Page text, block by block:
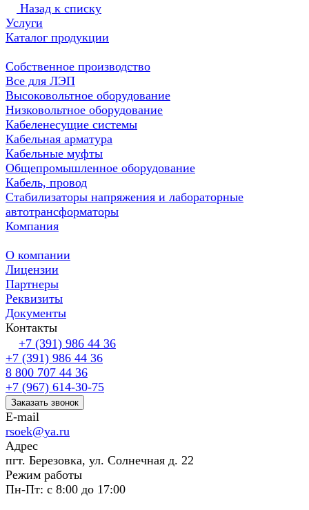
Назад к списку
Услуги
Каталог продукции
Собственное производство
Все для ЛЭП
Высоковольтное оборудование
Низковольтное оборудование
Кабеленесущие системы
Кабельная арматура
Кабельные муфты
Общепромышленное оборудование
Кабель, провод
Стабилизаторы напряжения и лабораторные
автотрансформаторы
Компания
О компании
Лицензии
Партнеры
Реквизиты
Документы
Контакты
+7 (391) 986 44 36
+7 (391) 986 44 36
8 800 707 44 36
+7 (967) 614-30-75
Заказать звонок
E-mail
rsoek@ya.ru
Адрес
пгт. Березовка, ул. Солнечная д. 22
Режим работы
Пн-Пт: с 8:00 до 17:00